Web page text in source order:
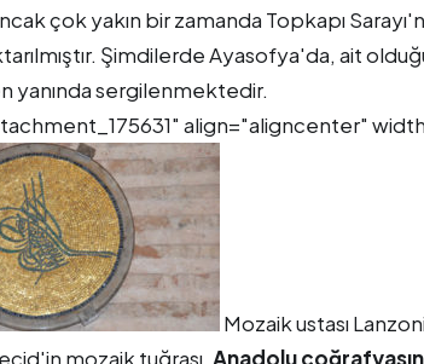
çok yakın bir zamanda Topkapı
Şimdilerde Ayasofya'da, ait
yanında sergilenmektedir.
align="aligncenter"
Mozaik ustası
mozaik tuğrası, Anadolu